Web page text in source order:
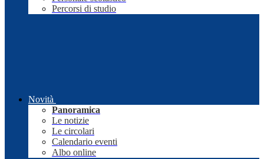
Percorsi di studio
Novità
Panoramica
Le notizie
Le circolari
Calendario eventi
Albo online